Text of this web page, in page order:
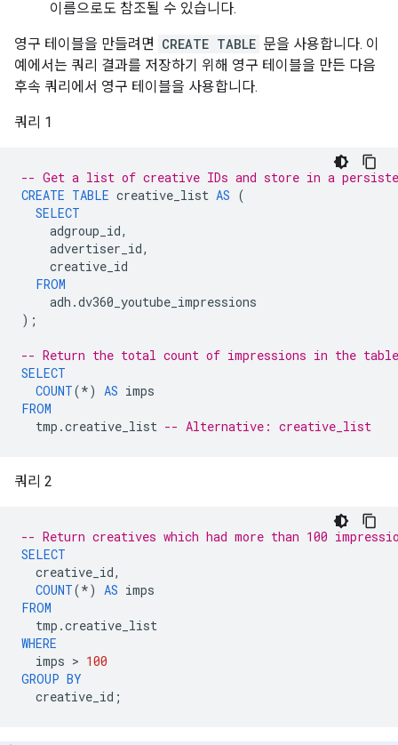
이름으로도 참조될 수 있습니다.
영구 테이블을 만들려면 CREATE TABLE 문을 사용합니다. 이
예에서는 쿼리 결과를 저장하기 위해 영구 테이블을 만든 다음
후속 쿼리에서 영구 테이블을 사용합니다.
쿼리 1
-- Get a list of creative IDs and store in a
CREATE TABLE creative_list AS (
SELECT
adgroup_id,
advertiser_id,
creative_id
FROM
adh .dv360_youtube_impressions
);
-- Return the total count of impressions in the table
SELECT
COUNT(*) AS imps
FROM
tmp .creative_list -- Alternative: creative_list
쿼리 2
-- Return creatives which had more than 100
SELECT
creative_id,
COUNT(*) AS imps
FROM
tmp .creative_list
WHERE
imps > 100
GROUP BY
creative_id ;